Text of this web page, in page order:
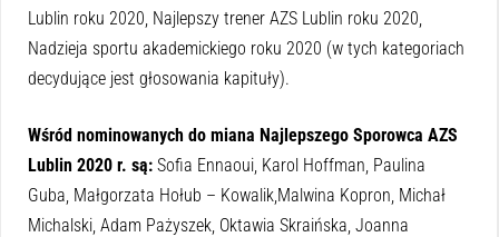
Lublin roku 2020, Najlepszy trener AZS Lublin roku 2020,
Nadzieja sportu akademickiego roku 2020 (w tych kategoriach
decydujące jest głosowania kapituły).
Wśród nominowanych do miana Najlepszego Sporowca AZS
Lublin 2020 r. są: Sofia Ennaoui, Karol Hoffman, Paulina
Guba, Małgorzata Hołub – Kowalik,Malwina Kopron, Michał
Michalski, Adam Pażyszek, Oktawia Skraińska, Joanna